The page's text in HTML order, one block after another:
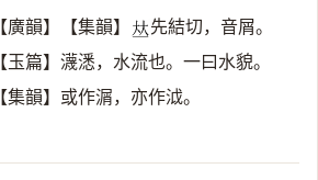
【廣韻】【集韻】 𠀤先結切，音屑。
【玉篇】瀎㴽，水流也。一曰水貌。
【集韻】或作㴮，亦作泧。